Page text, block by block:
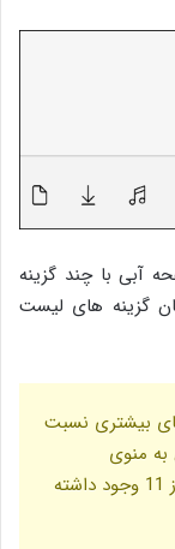
آبی با چند گزینه
گزینه های لیست
بیشتری نسبت
به منوی
Advanced Startup Options ویندوز 11 وجود داشته